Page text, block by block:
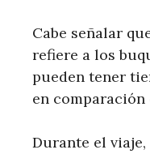
Cabe señalar
refiere a los
pueden tener
en comparación
Durante el